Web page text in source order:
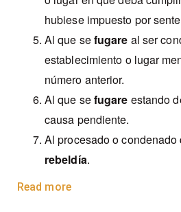
hubiese impuesto por
Al que sefugare al ser
establecimiento o lugar
número anterior.
Al que sefugare estando
causa pendiente.
Al procesado o condenado
rebeldía.
Read more